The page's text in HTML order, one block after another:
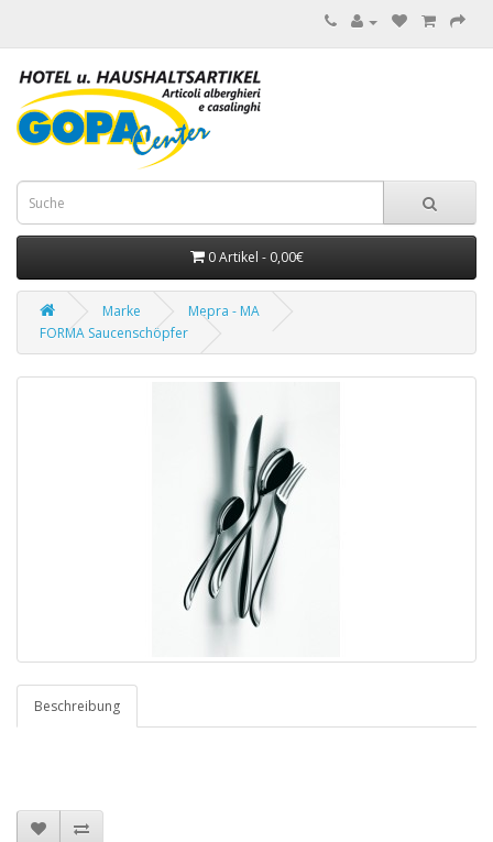
0 Artikel - 0,00€
Marke
Mepra - MA
FORMA Saucenschöpfer
Beschreibung